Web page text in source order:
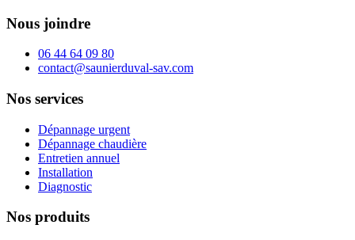
Nous joindre
06 44 64 09 80
contact@saunierduval-sav.com
Nos services
Dépannage urgent
Dépannage chaudière
Entretien annuel
Installation
Diagnostic
Nos produits